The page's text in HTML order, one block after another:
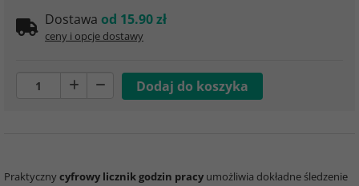
Dostawa od 15.90 zł
ceny i opcje dostawy
Praktycznycyfrowy licznik godzin pracy umożliwia dokładne śledzenie